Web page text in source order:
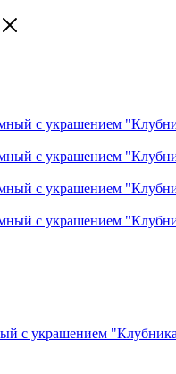
с украшением